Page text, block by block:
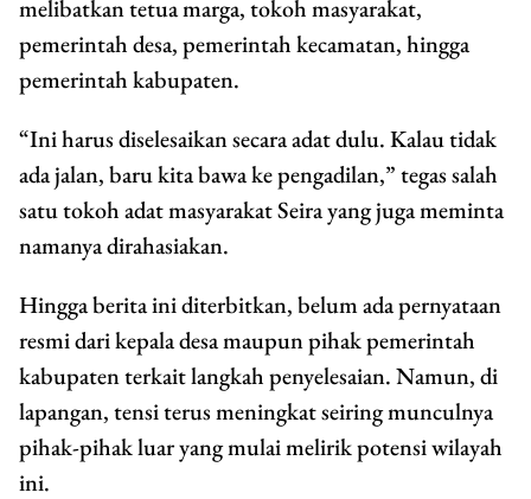
melibatkan tetua marga, tokoh masyarakat,
pemerintah desa, pemerintah kecamatan, hingga
pemerintah kabupaten.
“Ini harus diselesaikan secara adat dulu. Kalau tidak
ada jalan, baru kita bawa ke pengadilan,” tegas salah
satu tokoh adat masyarakat Seira yang juga meminta
namanya dirahasiakan.
Hingga berita ini diterbitkan, belum ada pernyataan
resmi dari kepala desa maupun pihak pemerintah
kabupaten terkait langkah penyelesaian. Namun, di
lapangan, tensi terus meningkat seiring munculnya
pihak-pihak luar yang mulai melirik potensi wilayah
ini.